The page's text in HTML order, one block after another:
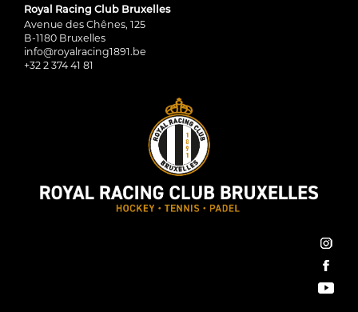
Royal Racing Club Bruxelles
Avenue des Chênes, 125
B-1180 Bruxelles
info@royalracing1891.be
+32 2 374 41 81